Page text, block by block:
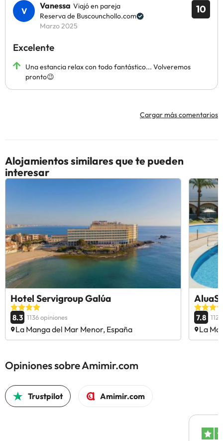
10
Vanessa Viajó en pareja
Reserva de Buscounchollo.com
Marzo 2025
Excelente
Una estancia relax con todo fantástico... Volveremos
pronto😉
Cargar más comentarios
Alojamientos similares que te pueden
interesar
Hotel Servigroup Galúa
8.3 1136 opiniones
La Manga del Mar Menor, España
7.8
La
Opiniones sobre Amimir.com
Trustpilot Amimir.com